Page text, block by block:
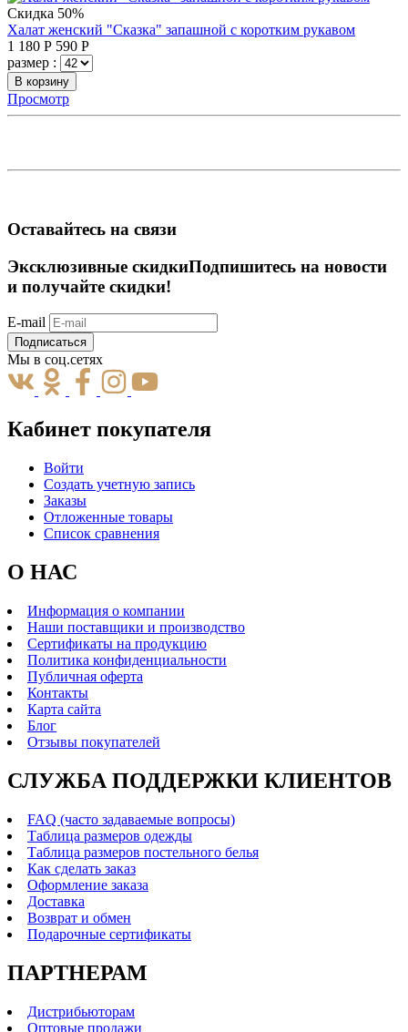
Скидка 50%
Халат женский "Сказка" запашной с коротким рукавом
1 180 Р 590 Р
размер :
В корзину
Просмотр
Оставайтесь на связи
Эксклюзивные скидкиПодпишитесь на новости
и получайте скидки!
E-mail
Подписаться
Мы в соц.сетях
Кабинет покупателя
Войти
Создать учетную запись
Заказы
Отложенные товары
Список сравнения
О НАС
Информация о компании
Наши поставщики и производство
Сертификаты на продукцию
Политика конфиденциальности
Публичная оферта
Контакты
Карта сайта
Блог
Отзывы покупателей
СЛУЖБА ПОДДЕРЖКИ КЛИЕНТОВ
FAQ (часто задаваемые вопросы)
Таблица размеров одежды
Таблица размеров постельного белья
Как сделать заказ
Оформление заказа
Доставка
Возврат и обмен
Подарочные сертификаты
ПАРТНЕРАМ
Дистрибьюторам
Оптовые продажи